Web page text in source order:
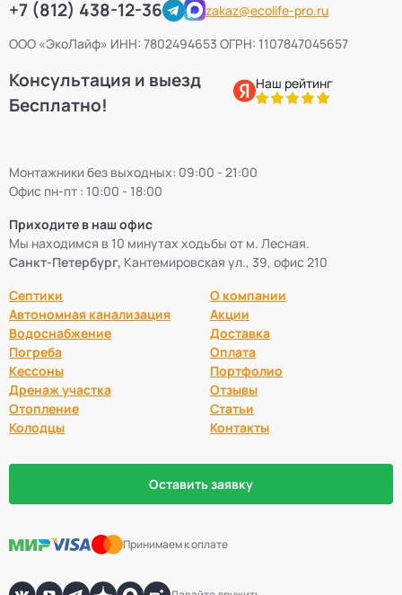
+7 (812) 438-12-36
zakaz@ecolife-pro.ru
ООО «ЭкоЛайф» ИНН: 7802494653 ОГРН: 1107847045657
Консультация и выезд
Бесплатно!
Наш рейтинг
Монтажники без выходных: 09:00 - 21:00
Офис пн-пт : 10:00 - 18:00
Приходите в наш офис
Мы находимся в 10 минутах ходьбы от м. Лесная.
Санкт-Петербург, Кантемировская ул., 39, офис 210
Септики
Автономная канализация
Водоснабжение
Погреба
Кессоны
Дренаж участка
Отопление
Колодцы
О компании
Акции
Доставка
Оплата
Портфолио
Отзывы
Статьи
Контакты
Оставить заявку
Принимаем к оплате